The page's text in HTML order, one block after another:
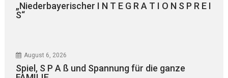
„Niederbayerischer I N T E G R A T I O N S P R E I
S“
August 6, 2026
Spiel, S P A ß und Spannung für die ganze